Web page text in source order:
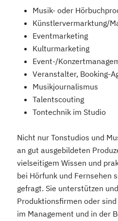
Musik- oder
Künstlervermarktung/
Eventmarketing
Kulturmarketing
Event-/
Veranstalter, Booking-
Musikjournalismus
Talentscouting
Tontechnik im Studio
Nicht nur Tonstudios und
an gut ausgebildeten
vielseitigem Wissen und
bei Hörfunk und Fernsehen
gefragt. Sie unterstützen
Produktionsfirmen oder
im Management und in der